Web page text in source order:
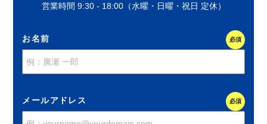
営業時間 9:30 - 18:00（水曜・日曜・祝日 定休）
お名前 必須
メールアドレス 必須